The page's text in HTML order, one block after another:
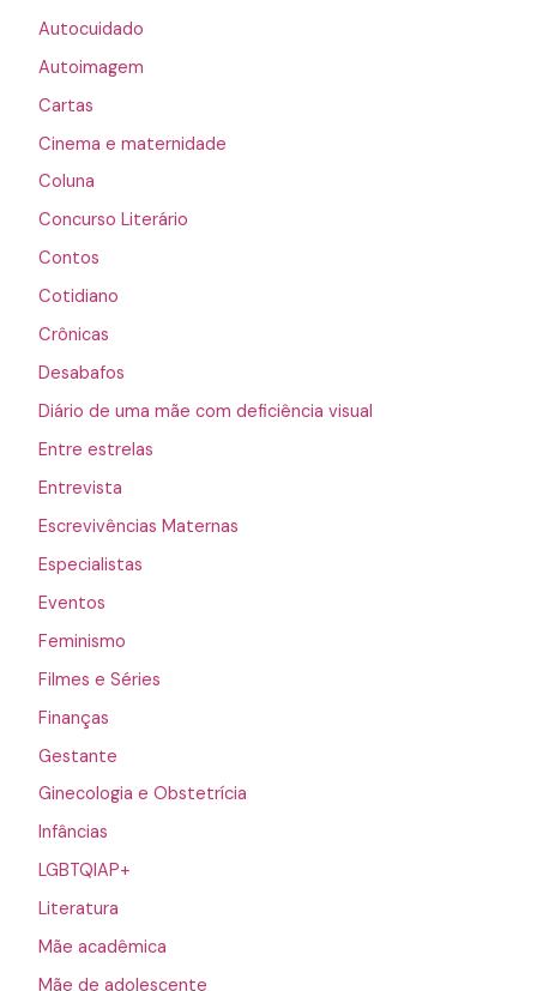
Autocuidado
Autoimagem
Cartas
Cinema e maternidade
Coluna
Concurso Literário
Contos
Cotidiano
Crônicas
Desabafos
Diário de uma mãe com deficiência visual
Entre estrelas
Entrevista
Escrevivências Maternas
Especialistas
Eventos
Feminismo
Filmes e Séries
Finanças
Gestante
Ginecologia e Obstetrícia
Infâncias
LGBTQIAP+
Literatura
Mãe acadêmica
Mãe de adolescente